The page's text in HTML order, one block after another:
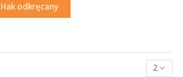
Hak odkręcany
2